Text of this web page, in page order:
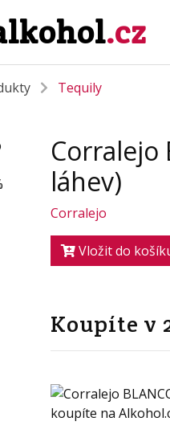
.cz
Tequily
Corralejo
láhev)
Corralejo
Vložit do
Koupíte v